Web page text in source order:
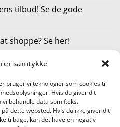
samtykke
bruger vi teknologier som cookies til
Hvis du giver dit
behandle data som f.eks.
dette websted. Hvis du ikke giver dit
tilbage, kan det have en negativ
tilbud! Se de gode
shoppe? Se her!